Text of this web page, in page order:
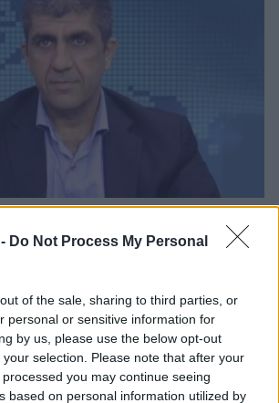
Do Not Process My Personal
of the sale, sharing to third parties, or
personal or sensitive information for
by us, please use the below opt-out
selection. Please note that after your
you may continue seeing
based on personal information utilized by
– Θα είναι υποψήφιος